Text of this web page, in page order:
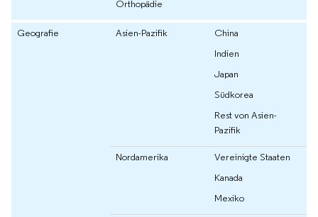
Orthopädie
Geografie Asien-Pazifik
China
Indien
Japan
Südkorea
Rest von Asien-
Pazifik
Nordamerika
Vereinigte Staaten
Kanada
Mexiko